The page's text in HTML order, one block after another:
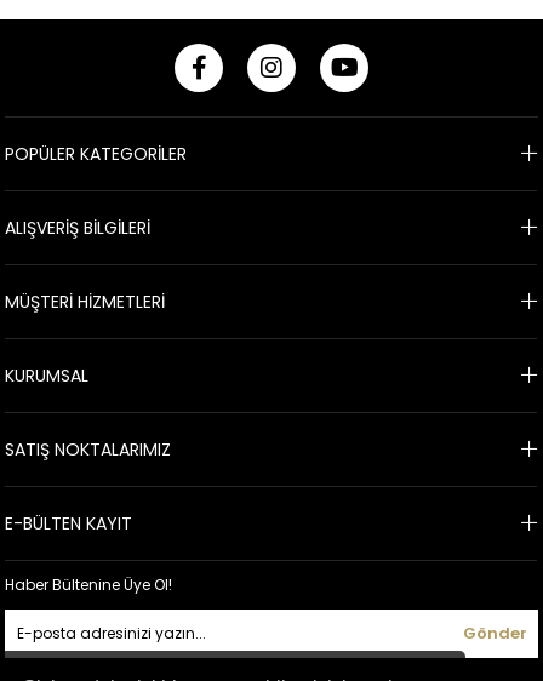
POPÜLER KATEGORİLER
ALIŞVERİŞ BİLGİLERİ
MÜŞTERİ HİZMETLERİ
KURUMSAL
SATIŞ NOKTALARIMIZ
E-BÜLTEN KAYIT
Haber Bültenine Üye Ol!
Gönder